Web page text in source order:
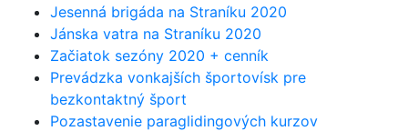
Jesenná brigáda na Straníku 2020
Jánska vatra na Straníku 2020
Začiatok sezóny 2020 + cenník
Prevádzka vonkajších športovísk pre
bezkontaktný šport
Pozastavenie paraglidingových kurzov